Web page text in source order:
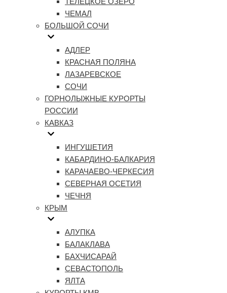
ЧЕМАЛ
БОЛЬШОЙ СОЧИ
АДЛЕР
КРАСНАЯ ПОЛЯНА
ЛАЗАРЕВСКОЕ
СОЧИ
ГОРНОЛЫЖНЫЕ КУРОРТЫ
РОССИИ
КАВКАЗ
ИНГУШЕТИЯ
КАБАРДИНО-БАЛКАРИЯ
КАРАЧАЕВО-ЧЕРКЕСИЯ
СЕВЕРНАЯ ОСЕТИЯ
ЧЕЧНЯ
КРЫМ
АЛУПКА
БАЛАКЛАВА
БАХЧИСАРАЙ
СЕВАСТОПОЛЬ
ЯЛТА